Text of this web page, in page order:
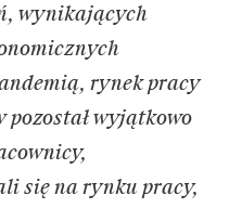
wynikających
rynek pracy
wyjątkowo
się na rynku pracy,